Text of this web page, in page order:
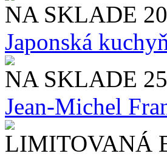
NA SKLADE
Japonská
NA SKLADE
Jean-Michel
LIMITOVANÁ